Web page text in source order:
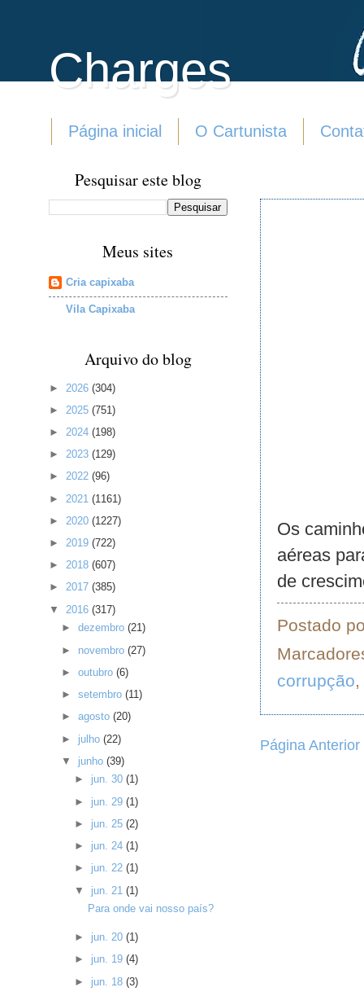
Charges
Página inicial O Cartunista
Os
aéreas
de
Postado
corrupção,
Página Anterior
Pesquisar este blog
Meus sites
Cria capixaba
Vila Capixaba
Arquivo do blog
► 2026 (304)
► 2025 (751)
► 2024 (198)
► 2023 (129)
► 2022 (96)
► 2021 (1161)
► 2020 (1227)
► 2019 (722)
► 2018 (607)
► 2017 (385)
▼ 2016 (317)
►dezembro(21)
► novembro(27)
►outubro(6)
►setembro(11)
►agosto(20)
► julho(22)
▼ junho(39)
► jun. 30 (1)
► jun. 29 (1)
► jun. 25 (2)
► jun. 24 (1)
► jun. 22 (1)
▼ jun. 21 (1)
Para onde vai nosso país?
► jun. 20 (1)
► jun. 19 (4)
► jun. 18 (3)